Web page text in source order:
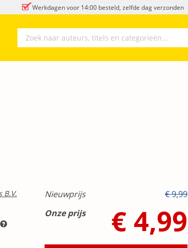
Werkdagen voor 14:00 besteld, zelfde dag verzonden
B.V.
Nieuwprijs
€ 9,99
Onze prijs
€ 4,99